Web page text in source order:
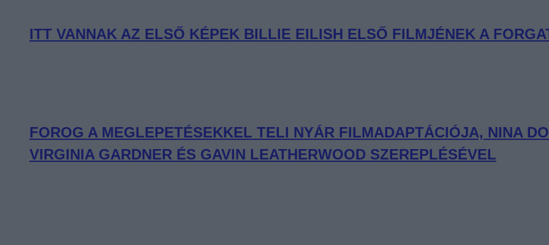
ITT VANNAK AZ ELSŐ KÉPEK BILLIE EILISH ELSŐ FILMJÉNEK A
FOROG A MEGLEPETÉSEKKEL TELI NYÁR FILMADAPTÁCIÓJA, NINA
VIRGINIA GARDNER ÉS GAVIN LEATHERWOOD SZEREPLÉSÉVEL